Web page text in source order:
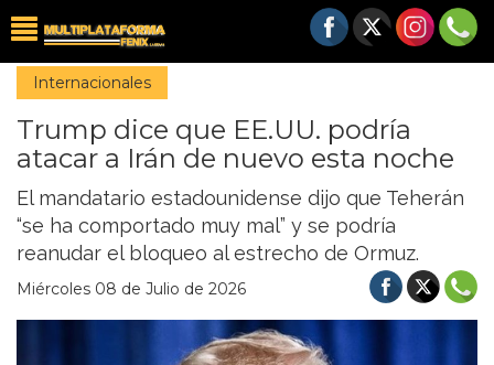
Internacionales
Trump dice que EE.UU. podría
atacar a Irán de nuevo esta noche
El mandatario estadounidense dijo que Teherán
“se ha comportado muy mal” y se podría
reanudar el bloqueo al estrecho de Ormuz.
Miércoles 08 de Julio de 2026